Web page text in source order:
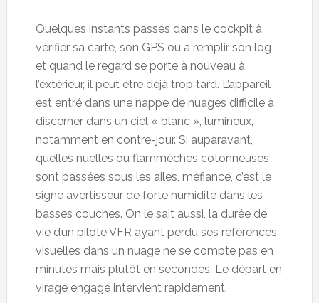
Quelques instants passés dans le cockpit à
vérifier sa carte, son GPS ou à remplir son log
et quand le regard se porte à nouveau à
l’extérieur, il peut être déjà trop tard. L’appareil
est entré dans une nappe de nuages difficile à
discerner dans un ciel « blanc », lumineux,
notamment en contre-jour. Si auparavant,
quelles nuelles ou flammèches cotonneuses
sont passées sous les ailes, méfiance, c’est le
signe avertisseur de forte humidité dans les
basses couches. On le sait aussi, la durée de
vie d’un pilote VFR ayant perdu ses références
visuelles dans un nuage ne se compte pas en
minutes mais plutôt en secondes. Le départ en
virage engagé intervient rapidement.